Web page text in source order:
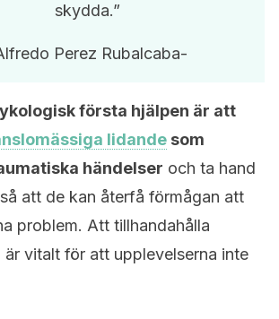
skydda.”
Perez Rubalcaba-
första hjälpen är att
lidande som
händelser och ta hand
att de kan återfå förmågan att
problem. Att tillhandahålla
är vitalt för att upplevelserna inte